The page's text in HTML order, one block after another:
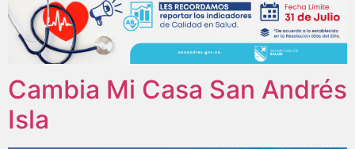
Cambia Mi Casa San Andrés
Isla